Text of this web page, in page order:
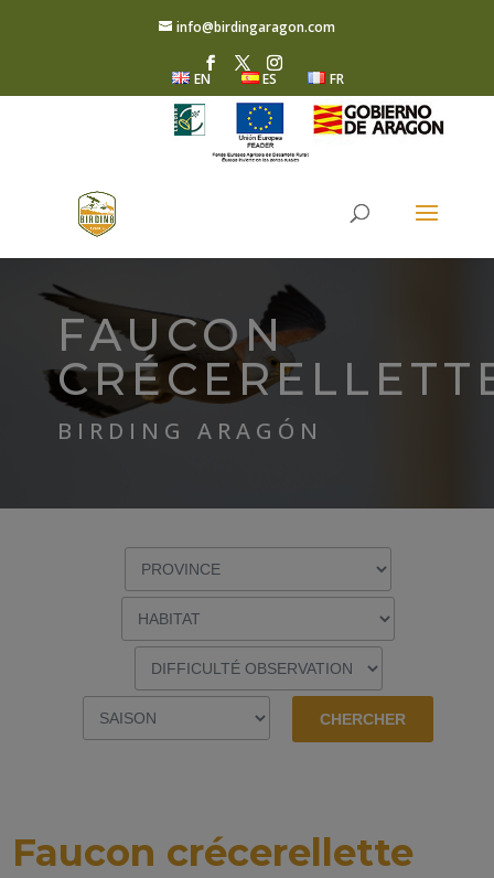
info@birdingaragon.com
EN ES FR
FAUCON
BIRDING ARAGÓN
Faucon crécerellette